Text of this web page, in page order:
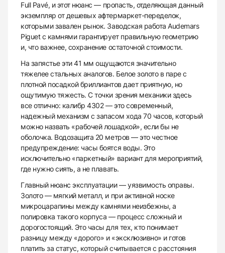
Full Pavé, и этот нюанс — пропасть, отделяющая данный
экземпляр от дешевых афтермаркет-переделок,
которыми завален рынок. Заводская работа Audemars
Piguet с камнями гарантирует правильную геометрию
и, что важнее, сохранение остаточной стоимости.
На запястье эти 41 мм ощущаются значительно
тяжелее стальных аналогов. Белое золото в паре с
плотной посадкой бриллиантов дает приятную, но
ощутимую тяжесть. С точки зрения механики здесь
все отлично: калибр 4302 — это современный,
надежный механизм с запасом хода 70 часов, который
можно назвать «рабочей лошадкой», если бы не
оболочка. Водозащита 20 метров — это честное
предупреждение: часы боятся воды. Это
исключительно «паркетный» вариант для мероприятий,
где нужно сиять, а не плавать.
Главный нюанс эксплуатации — уязвимость оправы.
Золото — мягкий металл, и при активной носке
микроцарапины между камнями неизбежны, а
полировка такого корпуса — процесс сложный и
дорогостоящий. Это часы для тех, кто понимает
разницу между «дорого» и «эксклюзивно» и готов
платить за статус, который считывается с расстояния